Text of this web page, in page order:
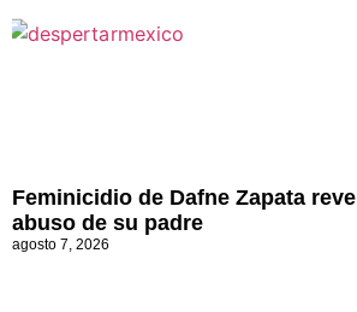
abuso de su padre
agosto 7, 2026